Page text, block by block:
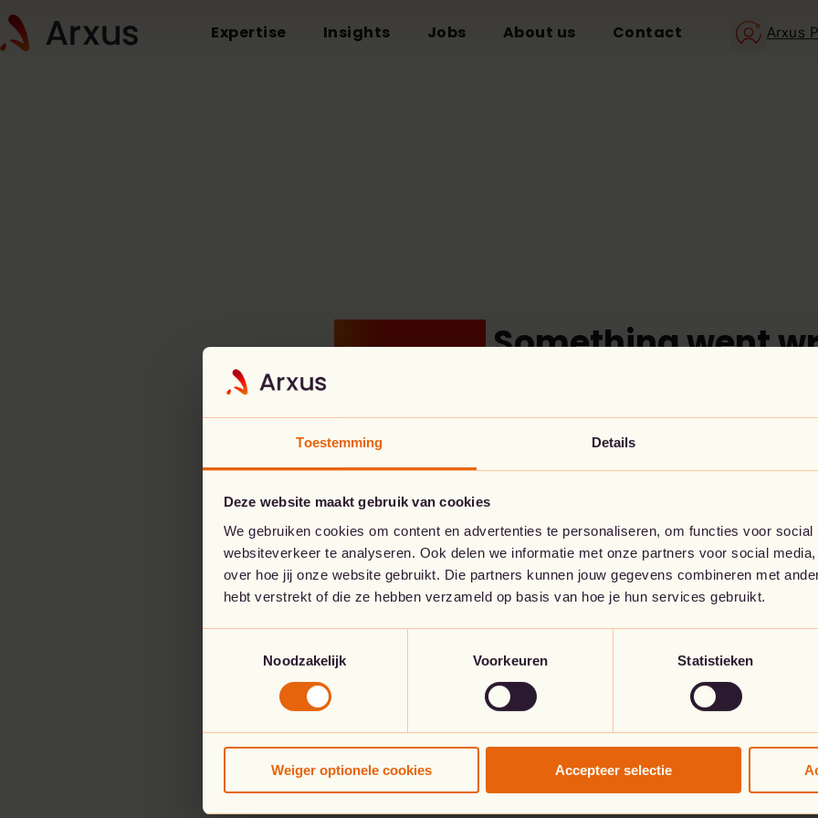
Toestemming Details
Deze website maakt gebruik van cookies
We gebruiken cookies om content en advertenties te personaliseren, om functies voor social
websiteverkeer te analyseren. Ook delen we informatie met onze partners voor social
over hoe jij onze website gebruikt. Die partners kunnen jouw gegevens combineren met
hebt verstrekt of die ze hebben verzameld op basis van hoe je hun services gebruikt.
Noodzakelijk
Voorkeuren Statistieken
Weiger optionele cookies Accepteer selectie
Expertise Insights Jobs About us Contact Arxus
Whoops!Something went
Go to the home page